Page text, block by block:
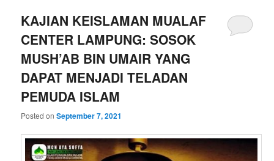
KAJIAN KEISLAMAN MUALAF
CENTER LAMPUNG: SOSOK
MUSH’AB BIN UMAIR YANG
DAPAT MENJADI TELADAN
PEMUDA ISLAM
Posted onSeptember 7, 2021